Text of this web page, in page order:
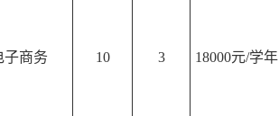
子商务 10 3 18000元/学年